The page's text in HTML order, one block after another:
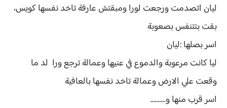
ليان اتصدمت ورجعت لورا ومبقتش عارفة تاخد نفسها كويس،
بقت بتتنفس بصعوبة
اسر بصلها :ليان
ليا كانت مرعوبة والدموع في عنيها وعمالة ترجع ورا لد ما
وقعت علي الارض وعمالة تاخد نفسها بالعافية
اسر قرب منها و..........